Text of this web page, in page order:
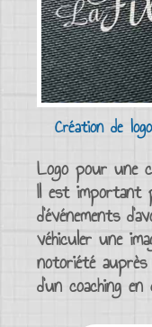
Création de
Logo pour une
Il est important
d’événements
véhiculer une
notoriété
d’un coaching